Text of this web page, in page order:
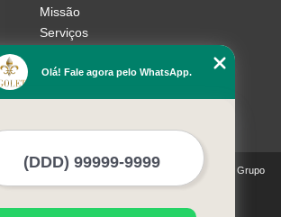
Missão
Serviços
Mapa do site
sujeito à proteção de direitos autorais. Copyright© Grupo
1998)
Olá! Fale agora pelo WhatsApp.